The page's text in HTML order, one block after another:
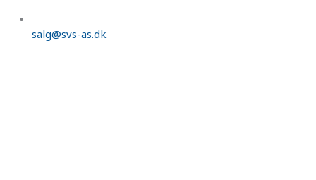
salg@svs-as.dk